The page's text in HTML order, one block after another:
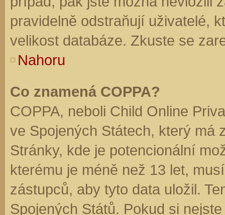
pravidelně odstraňují uživatelé,
velikost databáze. Zkuste se
Nahoru
Co znamená COPPA?
COPPA, neboli Child Online
ve Spojených Státech, který má
Stránky, kde je potencionální
kterému je méně než 13 let,
zástupců, aby tyto data uložil.
Spojených Států. Pokud si